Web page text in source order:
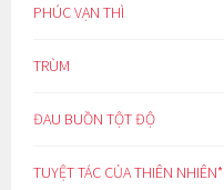
PHÚC VẠN THÌ
TRÙM
ĐAU BUỒN TỘT ĐỘ
TUYỆT TÁC CỦA THIÊN NHIÊN*